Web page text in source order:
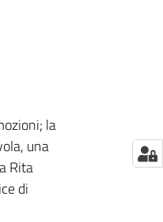
la
una
Rita
di